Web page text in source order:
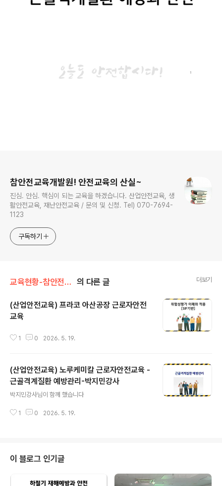
참안전교육개발원! 안전교육의 산실~
진심. 안심. 핵심이 되는 교육을 하겠습니다. 산업안전교육, 생
활안전교육, 재난안전교육 / 문의 및 신청. Tel) 070-7694-
1123
구독하기
교육현황-참안전교육개발원/근로자 정기안전교육 의 다른 글 더보기
(산업안전교육) 프라코 아산공장 근로자안전
교육
1 0 2026. 5. 19.
(산업안전교육) 노루케미칼 근로자안전교육 -
근골격계질환 예방관리-박지민강사
박지민강사님이 함께 했습니다
1 0 2026. 5. 19.
이 블로그 인기글